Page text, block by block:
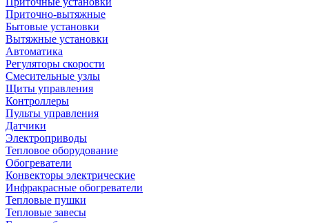
Приточно-вытяжные
Бытовые установки
Вытяжные установки
Автоматика
Регуляторы скорости
Смесительные узлы
Щиты управления
Контроллеры
Пульты управления
Датчики
Электроприводы
Тепловое оборудование
Обогреватели
Конвекторы электрические
Инфракрасные обогреватели
Тепловые пушки
Тепловые завесы